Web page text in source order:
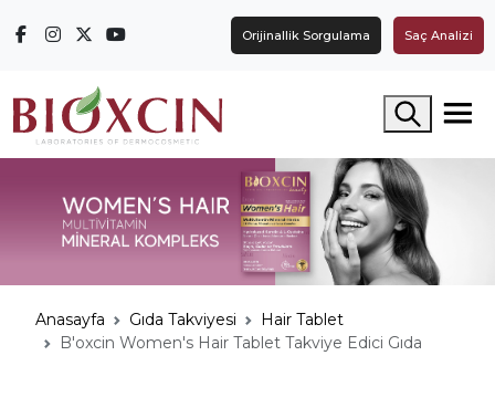
Orijinallik Sorgulama Saç Analizi
Arama yap
Anasayfa Gıda Takviyesi
Hair Tablet
B'oxcin Women's Hair Tablet Takviye Edici Gıda